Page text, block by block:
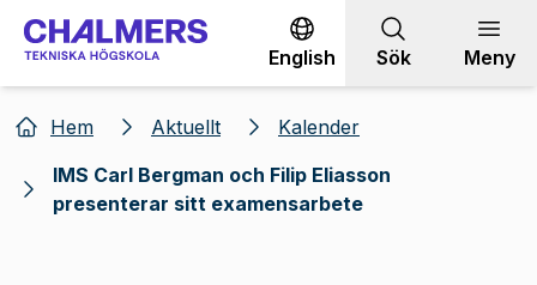
Gå till innehållet
English Sök Meny
Hem Aktuellt
Kalender
IMS Carl Bergman och Filip Eliasson
presenterar sitt examensarbete